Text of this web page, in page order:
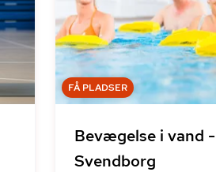
FÅ PLADSER
Bevægelse i vand -
Svendborg